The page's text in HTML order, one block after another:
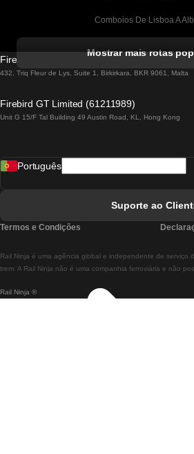
Comboios De Lisboa A
Comboios De Lisboa A
Comboios De Lisboa A
Comboios De Lisboa A
Comboios De Braga A
Mostrar mais rotas
Firebird GT Limited (OC 1451)
432, Triq Fleur de Lys, Suite 1, Birkirkara, BKR 9061, Malta
Firebird GT Limited (61211989)
Unit G 15/F Tal Building 49 Austin Road, KL, Hong Kong
Rail Ninja ®
Rail.Ninja é uma agência global e independente de serviço
trem. A Rail Ninja não é uma companhia ferroviária e não
Português
Suporte ao
Termos e Condições